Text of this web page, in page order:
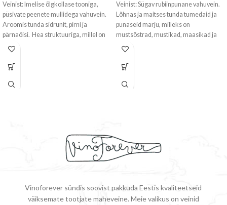
Veinist: Imelise õlgkollase tooniga,
püsivate peenete mullidega vahuvein.
Aroomis tunda sidrunit, pirni ja
pärnaõisi. Hea struktuuriga, millel on
rikkalikud küdoonia
Veinist: Sügav rubiinpunane vahuvein.
Lõhnas ja maitses tunda tumedaid ja
punaseid marju, milleks on
mustsõstrad, mustikad, maasikad ja
punased sõstrad.
Vinoforever sündis soovist pakkuda Eestis kvaliteetseid
väiksemate tootjate maheveine. Meie valikus on veinid